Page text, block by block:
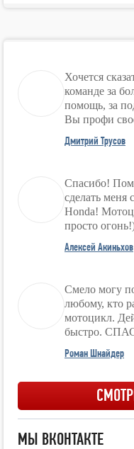
Хочется
команде за
помощь, за
Вы профи
Дмитрий Трусов
Спасибо!
сделать меня
Honda!
просто
Алексей Акиньхов
Смело могу
любому, кто
мотоцикл.
быстро.
Роман Шнайдер
МЫ ВКОНТАКТЕ